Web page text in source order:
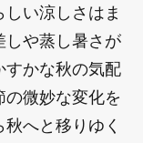
い涼しさはま
しや蒸し暑さが
すかな秋の気配
微妙な変化を
へと移りゆく